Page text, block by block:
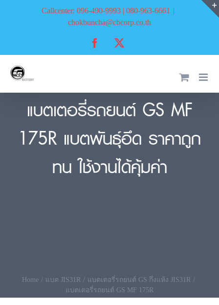
Callcenter: 096-490-9993 | 080-963-6661 |
chokbuncha@cbcorp.co.th
Facebook
แบตเตอรี่รถยนต์ GS MF
175R แบตพันธุ์อึด ราคาถูก
ทน ใช้งานได้คุ้มค่า
Home แบต JIS31R
แบตเตอรี่รถยนต์ GS กึ่งแห้ง JIS31R
แบตเตอรี่รถยนต์ GS MF 175R